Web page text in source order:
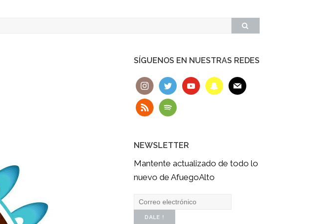
SÍGUENOS EN NUESTRAS REDES
NEWSLETTER
Mantente actualizado de todo lo
nuevo de AfuegoAlto